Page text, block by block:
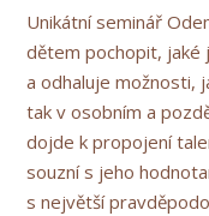
Unikátní seminář
dětem pochopit, jaké
a odhaluje možnosti,
tak v osobním a
dojde k propojení
souzní s jeho
s největší